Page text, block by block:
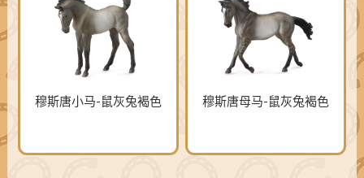
穆斯唐小马-鼠灰兔褐色 穆斯唐母马-鼠灰兔褐色